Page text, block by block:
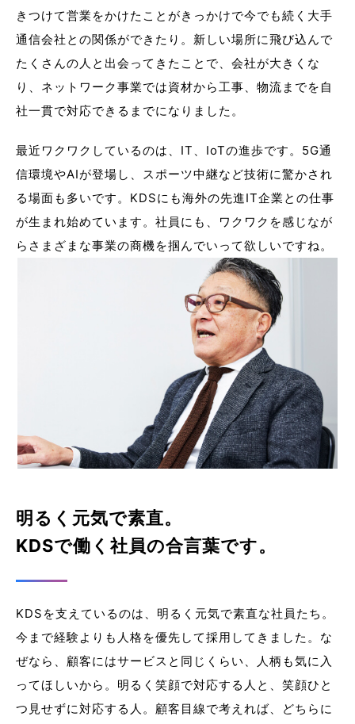
きつけて営業をかけたことがきっかけで今でも続く大手
通信会社との関係ができたり。新しい場所に飛び込んで
たくさんの人と出会ってきたことで、会社が大きくな
り、ネットワーク事業では資材から工事、物流までを自
社一貫で対応できるまでになりました。
最近ワクワクしているのは、IT、IoTの進歩です。5G通
信環境やAIが登場し、スポーツ中継など技術に驚かされ
る場面も多いです。KDSにも海外の先進IT企業との仕事
が生まれ始めています。社員にも、ワクワクを感じなが
らさまざまな事業の商機を掴んでいって欲しいですね。
明るく元気で素直。
KDSで働く社員の合言葉です。
KDSを支えているのは、明るく元気で素直な社員たち。
今まで経験よりも人格を優先して採用してきました。な
ぜなら、顧客にはサービスと同じくらい、人柄も気に入
ってほしいから。明るく笑顔で対応する人と、笑顔ひと
つ見せずに対応する人。顧客目線で考えれば、どちらに